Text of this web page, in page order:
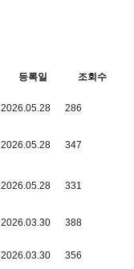
등록일 조회수
2026.05.28 286
2026.05.28 347
2026.05.28 331
2026.03.30 388
2026.03.30 356